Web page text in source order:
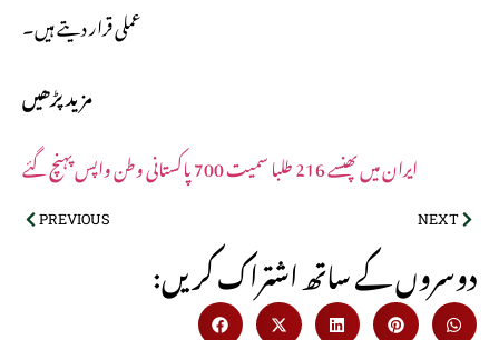
عملی قرار دیتے ہیں۔
مزید پڑھیں
ایران میں پھنسے 216 طلبا سمیت 700 پاکستانی وطن واپس پہنچ گئے
PREVIOUS NEXT
:دوسروں کے ساتھ اشتراک کریں